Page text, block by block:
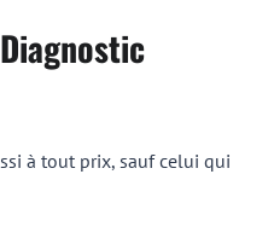
à tout prix, sauf celui qui